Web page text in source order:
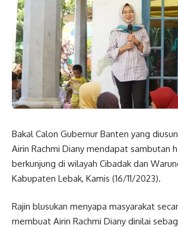
Bakal Calon Gubernur Banten yang
Airin Rachmi Diany mendapat sambutan
berkunjung di wilayah Cibadak dan
Kabupaten Lebak, Kamis (16/11/2023).
Rajin blusukan menyapa masyarakat
membuat Airin Rachmi Diany dinilai